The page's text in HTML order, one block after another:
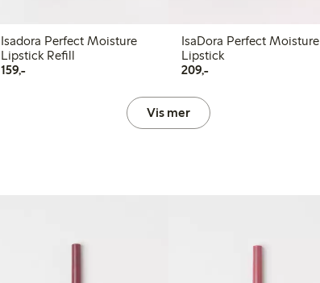
Isadora Perfect Moisture
Lipstick Refill
159,-159,00 kr
IsaDora Perfect Moisture
Lipstick
209,-209,00 kr
Vis mer